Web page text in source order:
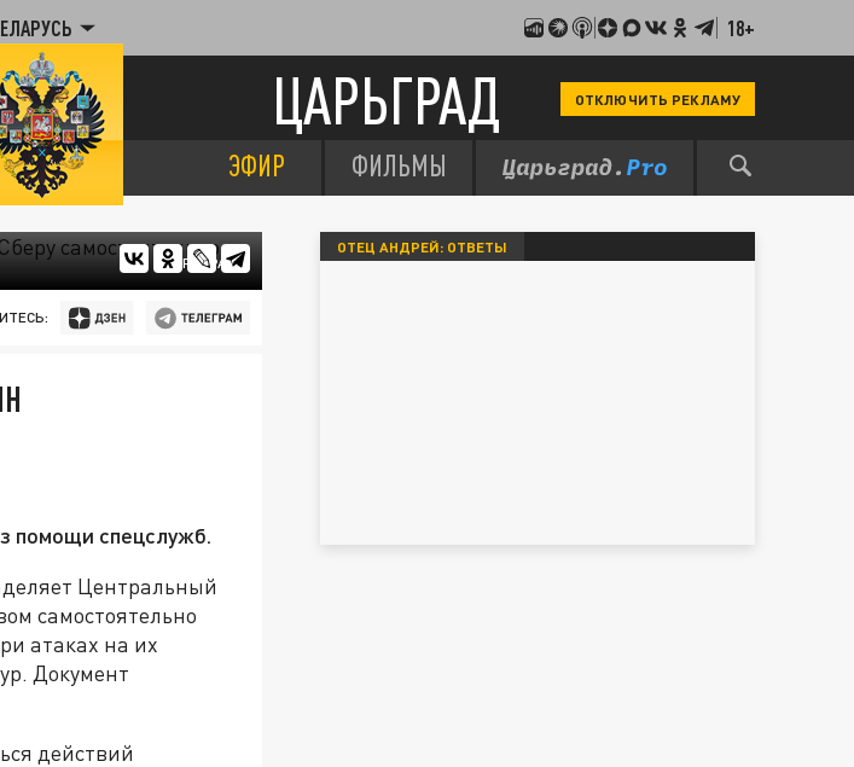
18+
ЦАРЬГРАД ОТКЛЮЧИТЬ РЕКЛАМУ
ЭФИР ФИЛЬМЫ
ЦАРЬГРАД
помощи спецслужб.
Центральный
самостоятельно
атаках на их
Документ
действий
ОТЕЦ АНДРЕЙ: ОТВЕТЫ